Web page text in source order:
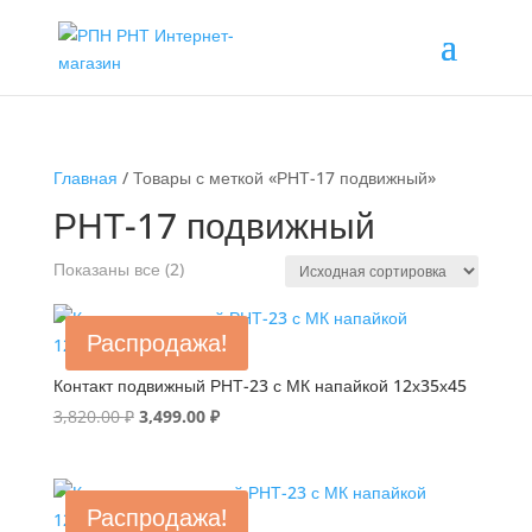
Главная / Товары с меткой «РНТ-17 подвижный»
РНТ-17 подвижный
Показаны все (2)
Распродажа!
Контакт подвижный РНТ-23 с МК напайкой 12х35х45
3,820.00₽ Первоначальная
3,820.00 ₽.
3,499.00 ₽Текущая
Распродажа!